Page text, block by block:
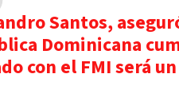
Santos,
Dominicana
con el FMI será